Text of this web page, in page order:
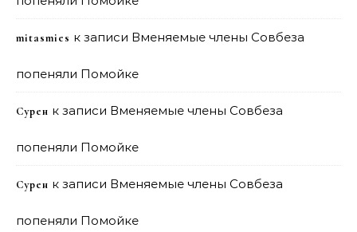
mitasmies к записи Вменяемые члены Совбеза
попеняли Помойке
Сурен к записи Вменяемые члены Совбеза
попеняли Помойке
Сурен к записи Вменяемые члены Совбеза
попеняли Помойке